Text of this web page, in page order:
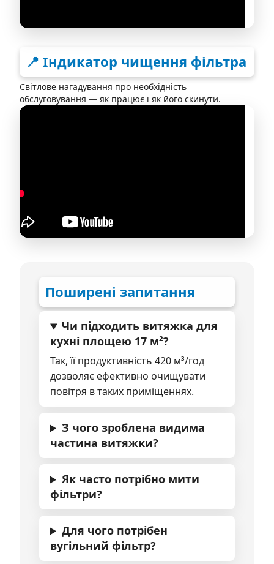
📍 Індикатор чищення фільтра
Світлове нагадування про необхідність
обслуговування — як працює і як його скинути.
Поширені запитання
Чи підходить витяжка для
кухні площею 17 м²?
Так, її продуктивність 420 м³/год
дозволяє ефективно очищувати
повітря в таких приміщеннях.
З чого зроблена видима
частина витяжки?
Як часто потрібно мити
фільтри?
Для чого потрібен
вугільний фільтр?